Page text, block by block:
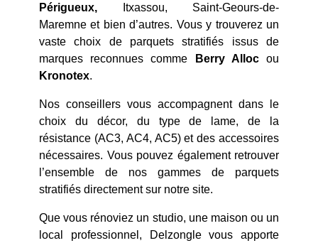
Périgueux,
Itxassou, Saint-Geours-de-
Maremne et bien d’autres. Vous y trouverez un
vaste choix de parquets stratifiés issus de
marques reconnues comme
Berry Allocou
Kronotex.
Nos conseillers vous accompagnent dans le
choix du décor, du type de lame, de la
résistance (AC3, AC4, AC5) et des accessoires
nécessaires. Vous pouvez également retrouver
l’ensemble de nos gammes de parquets
stratifiés directement sur notre site.
Que vous rénoviez un studio, une maison ou un
local professionnel, Delzongle vous apporte